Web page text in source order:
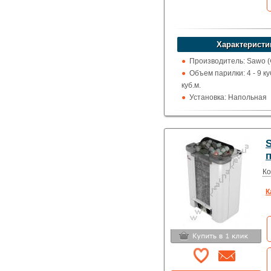
Производитель: Sawo
Объем парилки: 4 - 9
куб.м.
Установка: Напольная
Пульт управления:
Тип кожуха: Сеточного